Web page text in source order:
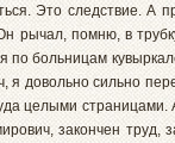
Это следствие. А
рычал, помню, в
по больницам
я довольно сильно
целыми страницами.
закончен труд,